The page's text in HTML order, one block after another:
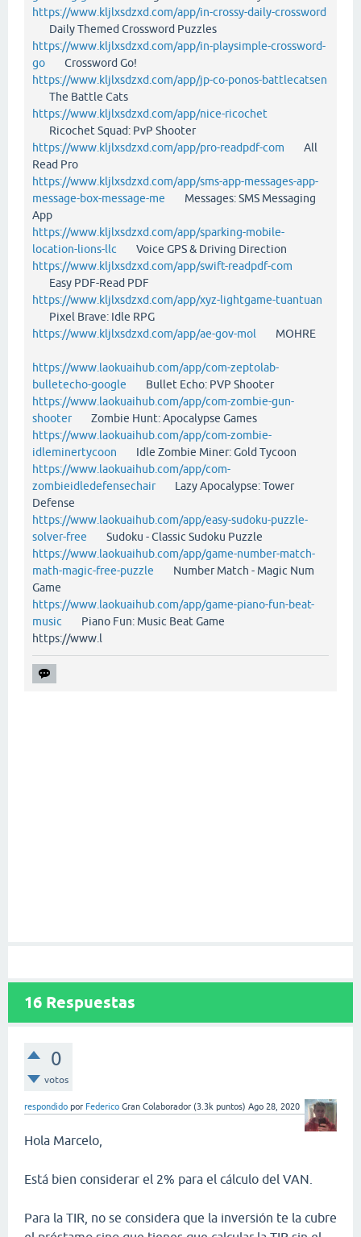
https://www.kljlxsdzxd.com/app/in-crossy-daily-crossword
Daily Themed Crossword Puzzles
https://www.kljlxsdzxd.com/app/in-playsimple-crossword-
go Crossword Go!
https://www.kljlxsdzxd.com/app/jp-co-ponos-battlecatsen
The Battle Cats
https://www.kljlxsdzxd.com/app/nice-ricochet
Ricochet Squad: PvP Shooter
https://www.kljlxsdzxd.com/app/pro-readpdf-com All
Read Pro
https://www.kljlxsdzxd.com/app/sms-app-messages-app-
message-box-message-me Messages: SMS Messaging
App
https://www.kljlxsdzxd.com/app/sparking-mobile-
location-lions-llc Voice GPS & Driving Direction
https://www.kljlxsdzxd.com/app/swift-readpdf-com
Easy PDF-Read PDF
https://www.kljlxsdzxd.com/app/xyz-lightgame-tuantuan
Pixel Brave: Idle RPG
https://www.kljlxsdzxd.com/app/ae-gov-mol MOHRE
https://www.laokuaihub.com/app/com-zeptolab-
bulletecho-google Bullet Echo: PVP Shooter
https://www.laokuaihub.com/app/com-zombie-gun-
shooterZombie Hunt: Apocalypse Games
https://www.laokuaihub.com/app/com-zombie-
idleminertycoon Idle Zombie Miner: Gold Tycoon
https://www.laokuaihub.com/app/com-
zombieidledefensechairLazy Apocalypse: Tower
Defense
https://www.laokuaihub.com/app/easy-sudoku-puzzle-
solver-free Sudoku - Classic Sudoku Puzzle
https://www.laokuaihub.com/app/game-number-match-
math-magic-free-puzzle Number Match - Magic Num
Game
https://www.laokuaihub.com/app/game-piano-fun-beat-
music Piano Fun: Music Beat Game
https://www.l
16 Respuestas
0
votos
respondido por Federico Gran Colaborador (3.3k puntos) Ago 28, 2020
Hola Marcelo,
Está bien considerar el 2% para el cálculo del VAN.
Para la TIR, no se considera que la inversión te la cubre